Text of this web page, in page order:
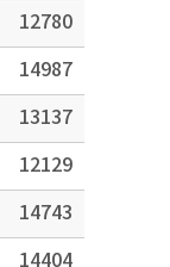
12780
14987
13137
12129
14743
14404